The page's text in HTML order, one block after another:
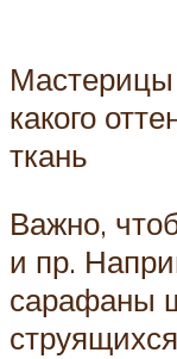
какого
ткань
Важно,
и пр.
сарафаны